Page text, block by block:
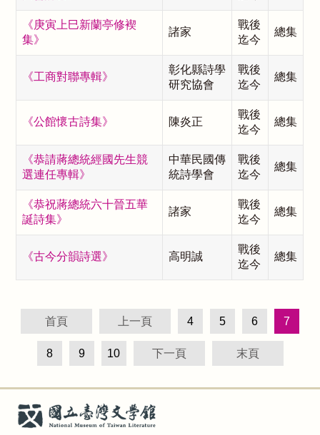
《庚寅上巳新蘭亭修褉
集》
諸家
戰後
迄今
總集
《工商對聯專輯》
彰化縣詩學
研究協會
戰後
迄今
總集
《公館懷古詩集》 陳炎正
戰後
迄今
總集
《恭請蔣總統經國先生競
選連任專輯》
中華民國傳
統詩學會
戰後
迄今
總集
《恭祝蔣總統六十晉五華
誕詩集》
諸家
戰後
迄今
總集
《古今分韻詩選》 高明誠
戰後
迄今
總集
首頁 上一頁 4 5 6 7
8 9 10 下一頁 末頁